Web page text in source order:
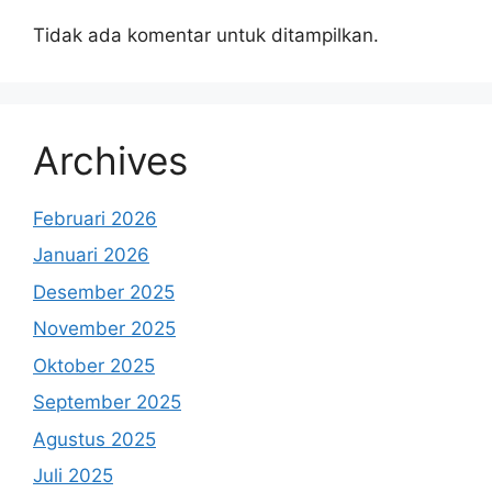
Tidak ada komentar untuk ditampilkan.
Archives
Februari 2026
Januari 2026
Desember 2025
November 2025
Oktober 2025
September 2025
Agustus 2025
Juli 2025